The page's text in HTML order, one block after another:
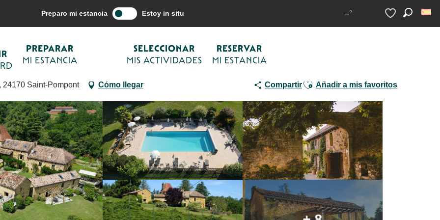
Preparo mi estancia Estoy in situ --°
Voir les favoris
PREPARAR
MI ESTANCIA
SELECCIONAR
MIS ACTIVIDADES
RESERVAR
MI ESTANCIA
Preparar mi estancia Alojamientos Pueblos de vacaciones, casas rurales o chalets Domaine de Cournet Haut
VACACIONES
24170 Saint-Pompont Cómo llegar CompartirAjouter aux favoris
Añadir a mis favoritos